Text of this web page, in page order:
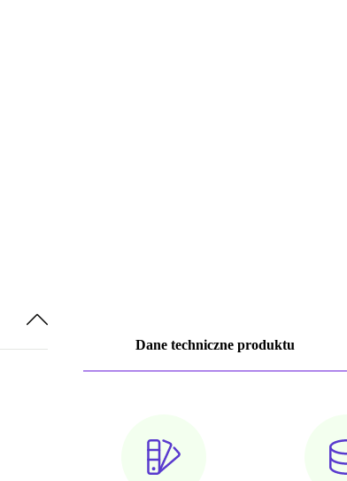
Dane techniczne produktu